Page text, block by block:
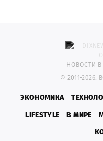
НОВОСТИ
© 2011-2026.
ЭКОНОМИКА
LIFESTYLE
В МИРЕ